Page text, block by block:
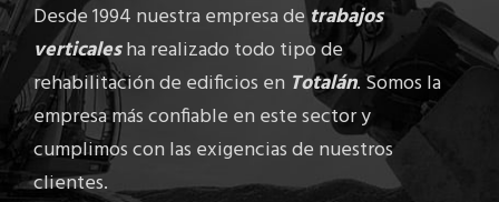
Desde 1994 nuestra empresa detrabajos
verticalesha realizado todo tipo de
rehabilitación de edificios en Totalán. Somos la
empresa más confiable en este sector y
cumplimos con las exigencias de nuestros
clientes.